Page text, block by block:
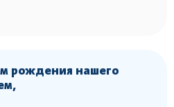
рождения нашего